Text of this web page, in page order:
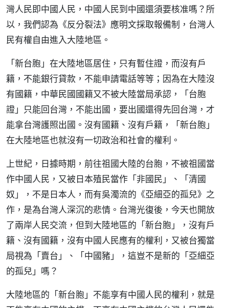
灣人民即中國人民，中國人民到中國還須要核准嗎？所
以，我們認為《反分裂法》應明文採取報備制，台灣人
民有權自由進入大陸地區。
「新台胞」在大陸地區居住，只有暫住證，而沒有戶
籍，不能銀行貸款，不能申請電話等等；因為在大陸沒
有國籍，中華民國國籍又不被大陸當局承認，「台胞
證」只能回台灣，不能出國，要出國還得先回台灣，才
能拿台灣護照出國。沒有國籍、沒有戶籍，「新台胞」
在大陸地區也就沒有一切政治和社會的權利。
上世紀，日據時期，前往祖國大陸的台胞，不被祖國當
作中國人民，又被日本殖民當作「非國民」、「清國
奴」，不是日本人，而有吳濁流的《亞細亞的孤兒》之
作，是為台灣人深沉的悲情。台灣光復後，今天也開放
了兩岸人民交流，但到大陸地區的「新台胞」，沒有戶
籍、沒有國籍，沒有中國人民應有的權利，又被台獨當
局視為「賣台」、「中國豬」，這豈不是新的「亞細亞
的孤兒」嗎？
大陸地區的「新台胞」不能享有中國人民的權利，就是